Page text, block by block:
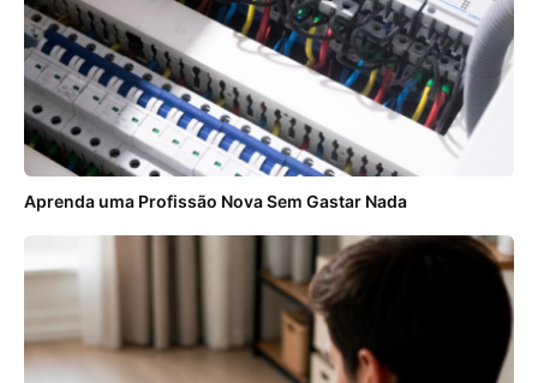
Aprenda uma Profissão Nova Sem Gastar Nada